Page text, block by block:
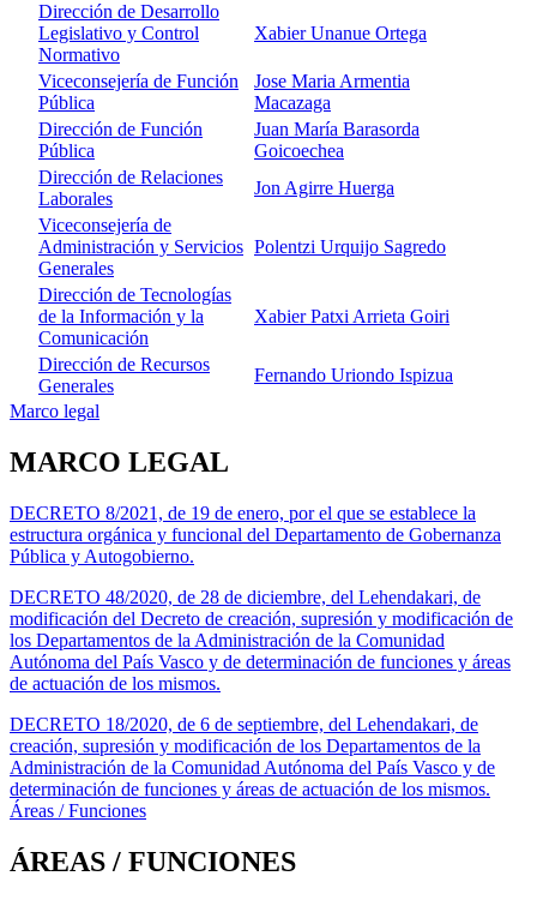
Dirección de Desarrollo
Legislativo y Control
Normativo
Xabier Unanue Ortega
Viceconsejería de Función
Pública
Jose Maria Armentia
Macazaga
Dirección de Función
Pública
Juan María Barasorda
Goicoechea
Dirección de Relaciones
Laborales
Jon Agirre Huerga
Viceconsejería de
Administración y Servicios
Generales
Polentzi Urquijo Sagredo
Dirección de Tecnologías
de la Información y la
Comunicación
Xabier Patxi Arrieta Goiri
Dirección de Recursos
Generales
Fernando Uriondo Ispizua
Marco legal
MARCO LEGAL
DECRETO 8/2021, de 19 de enero, por el que se establece la
estructura orgánica y funcional del Departamento de Gobernanza
Pública y Autogobierno.
DECRETO 48/2020, de 28 de diciembre, del Lehendakari, de
modificación del Decreto de creación, supresión y modificación de
los Departamentos de la Administración de la Comunidad
Autónoma del País Vasco y de determinación de funciones y áreas
de actuación de los mismos.
DECRETO 18/2020, de 6 de septiembre, del Lehendakari, de
creación, supresión y modificación de los Departamentos de la
Administración de la Comunidad Autónoma del País Vasco y de
determinación de funciones y áreas de actuación de los mismos.
Áreas / Funciones
ÁREAS / FUNCIONES